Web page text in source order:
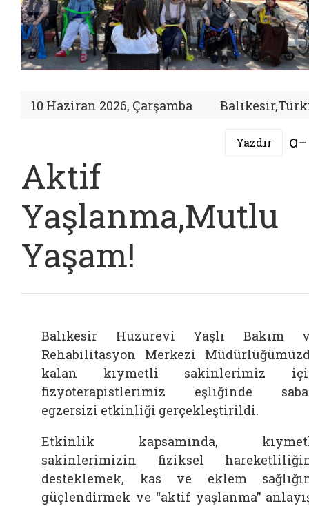
10 Haziran 2026, Çarşamba
Yazdır
Aktif
Yaşlanma,Mutlu
Yaşam!
Balıkesir Huzurevi Yaşlı Bakım
Rehabilitasyon Merkezi
kalan kıymetli sakinlerimiz
fizyoterapistlerimiz eşliğinde
egzersizi etkinliği gerçekleştirildi.
Etkinlik kapsamında,
sakinlerimizin fiziksel
desteklemek, kas ve eklem
güçlendirmek ve “aktif yaşlanma”